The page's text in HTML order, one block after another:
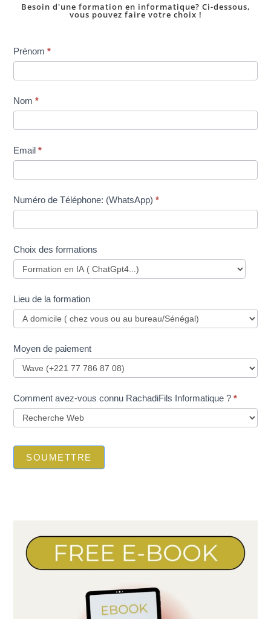
Besoin d'une formation en informatique? Ci-dessous,
vous pouvez faire votre choix !
Inscription
dans
une
Prénom*
Nom*
Email*
Numéro de Téléphone: (WhatsApp)*
Choix des formations
Lieu de la formation
Moyen de paiement
Comment avez-vous connu RachadiFils Informatique ?*
SOUMETTRE